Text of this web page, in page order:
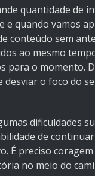
quantidade de
e quando vamos
conteúdo sem
ao mesmo
para o momento.
o foco do
dificuldades
de
É preciso
no meio do